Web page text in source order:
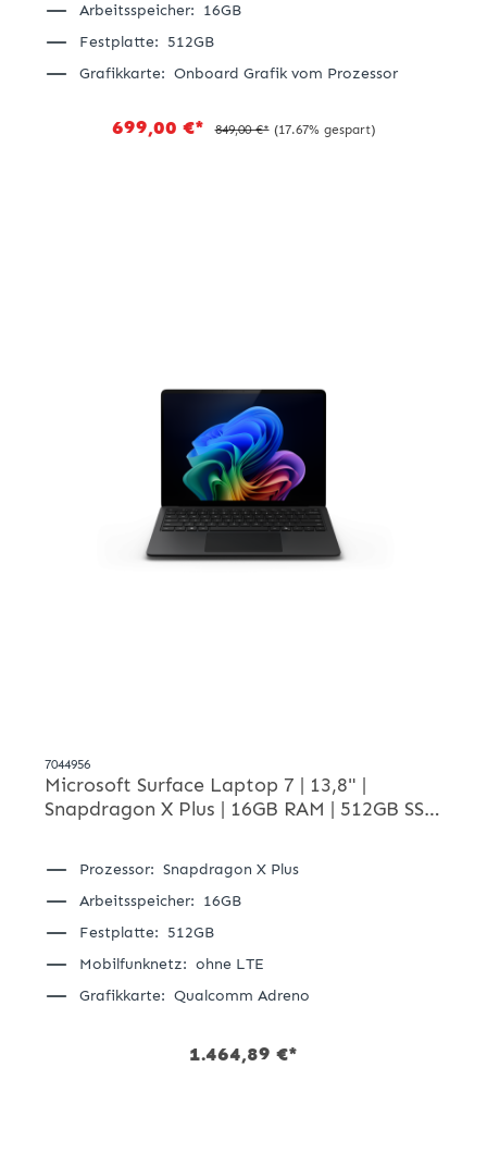
Arbeitsspeicher: 16GB
Festplatte: 512GB
Grafikkarte: Onboard Grafik vom Prozessor
699,00 €* 849,00 €* (17.67% gespart)
7044956
Microsoft Surface Laptop 7 | 13,8" |
Snapdragon X Plus | 16GB RAM | 512GB SSD
Prozessor: Snapdragon X Plus
Arbeitsspeicher: 16GB
Festplatte: 512GB
Mobilfunknetz: ohne LTE
Grafikkarte: Qualcomm Adreno
1.464,89 €*